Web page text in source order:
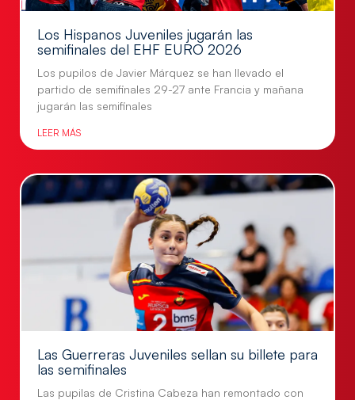
Los Hispanos Juveniles jugarán las
semifinales del EHF EURO 2026
Los pupilos de Javier Márquez se han llevado el
partido de semifinales 29-27 ante Francia y mañana
jugarán las semifinales
LEER MÁS
Las Guerreras Juveniles sellan su billete para
las semifinales
Las pupilas de Cristina Cabeza han remontado con